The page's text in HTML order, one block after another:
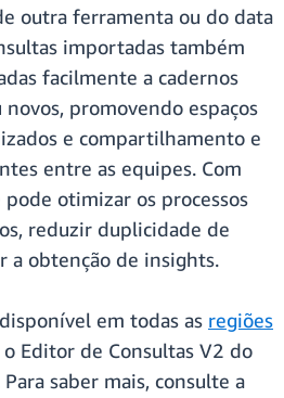
outra ferramenta ou do data
importadas também
facilmente a cadernos
novos, promovendo espaços
e compartilhamento e
entre as equipes. Com
pode otimizar os processos
reduzir duplicidade de
a obtenção de insights.
em todas as regiões
Editor de Consultas V2 do
saber mais, consulte a